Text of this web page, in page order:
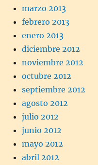
marzo 2013
febrero 2013
enero 2013
diciembre 2012
noviembre 2012
octubre 2012
septiembre 2012
agosto 2012
julio 2012
junio 2012
mayo 2012
abril 2012